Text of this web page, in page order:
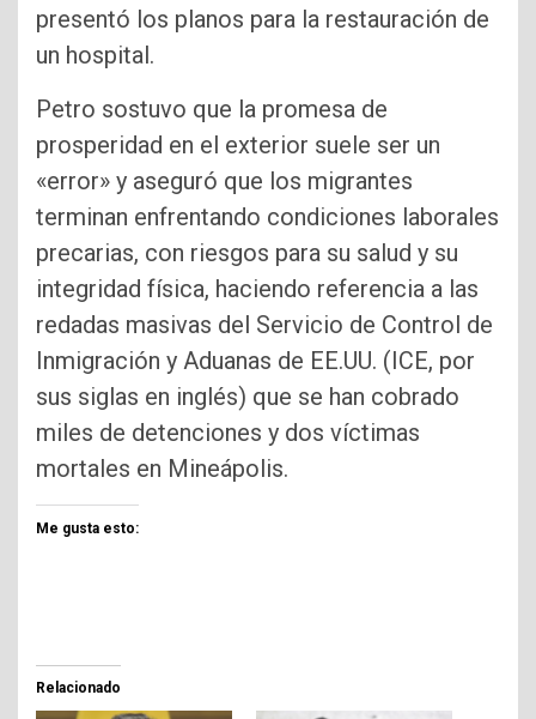
presentó los planos para la restauración de
un hospital.
Petro sostuvo que la promesa de
prosperidad en el exterior suele ser un
«error» y aseguró que los migrantes
terminan enfrentando condiciones laborales
precarias, con riesgos para su salud y su
integridad física, haciendo referencia a las
redadas masivas del Servicio de Control de
Inmigración y Aduanas de EE.UU. (ICE, por
sus siglas en inglés) que se han cobrado
miles de detenciones y dos víctimas
mortales en Mineápolis.
Me gusta esto:
Relacionado